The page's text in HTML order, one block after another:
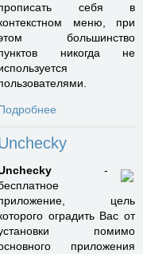
себя в
меню, при
большинство
никогда не
-
цель
оградить Вас от
помимо
приложения